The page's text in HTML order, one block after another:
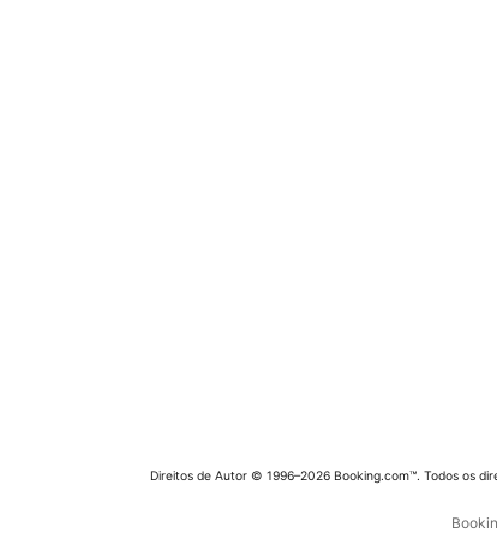
Direitos de Autor © 1996–2026 Booking.com™. Todos os